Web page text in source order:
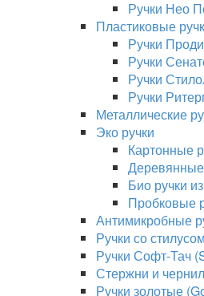
Ручки Нео
Пластиковые
Ручки
Ручки
Ручки
Ручки
Металлические
Эко ручки
Картонные
Деревянные
Био ручки
Пробковые
Антимикробные
Ручки со стилусом
Ручки Софт-Тач
Стержни и
Ручки золотые